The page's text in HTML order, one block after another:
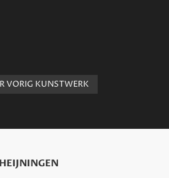
VORIG KUNSTWERK